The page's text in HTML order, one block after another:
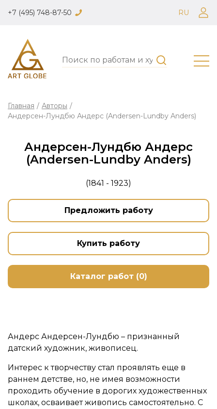
+7 (495) 748-87-50 RU
Главная / Авторы /
Андерсен-Лундбю Андерс (Andersen-Lundby Anders)
Андерсен-Лундбю Андерс
(Andersen-Lundby Anders)
(1841 - 1923)
Предложить работу
Купить работу
Каталог работ (0)
Андерс Андерсен-Лундбю – признанный
датский художник, живописец.
Интерес к творчеству стал проявлять еще в
раннем детстве, но, не имея возможности
проходить обучение в дорогих художественных
школах, осваивает живопись самостоятельно. С